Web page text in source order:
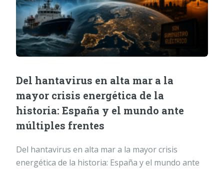
Del hantavirus en alta mar a la
mayor crisis energética de la
historia: España y el mundo ante
múltiples frentes
Del hantavirus en alta mar a la mayor crisis
energética de la historia: España y el mundo ante